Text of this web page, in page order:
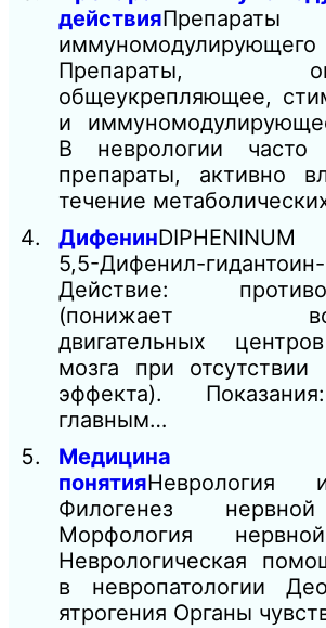
действияПрепараты
Препараты,
общеукрепляющее,
и
В неврологии часто
препараты, активно
течение
Дифенин
5,5-Дифенил-
Действие:
(понижает
двигательных
мозга при отсутствии
эффекта). Показания:
главным…
Медицина
понятияНеврология
Филогенез
Морфология
Неврологическая
в невропатологии
ятрогения Органы